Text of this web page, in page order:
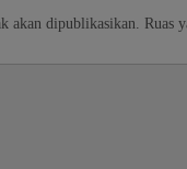
akan dipublikasikan.
Ruas